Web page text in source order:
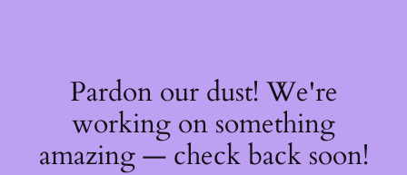
Pardon our dust! We're
working on something
amazing — check back soon!